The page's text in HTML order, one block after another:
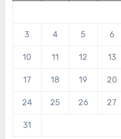
3 4 5 6
10 11 12 13
17 18 19 20
24 25 26 27
31